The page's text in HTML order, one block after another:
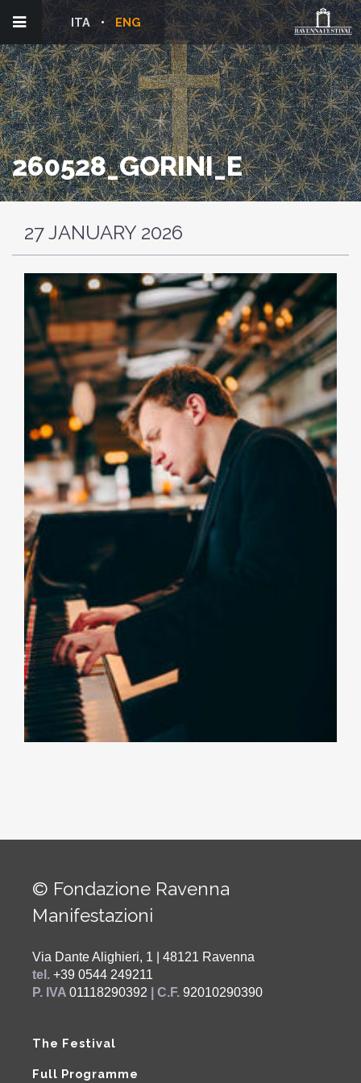
ENG
ITA
260528_GORINI_E
27 JANUARY 2026
© Fondazione Ravenna
Manifestazioni
Via Dante Alighieri, 1 | 48121 Ravenna
tel. +39 0544 249211
P. IVA 01118290392 | C.F. 92010290390
The Festival
Full Programme